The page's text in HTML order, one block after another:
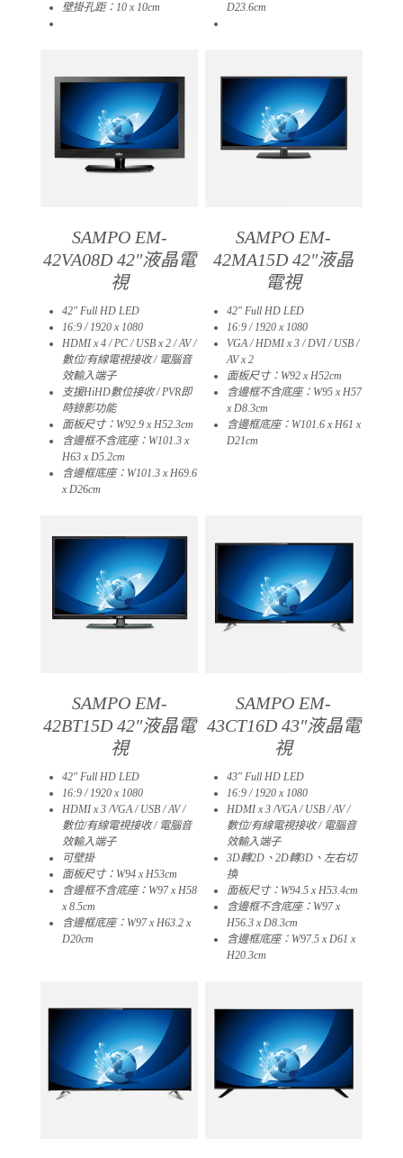
壁掛孔距：10 x 10cm
D23.6cm
SAMPO EM-
42VA08D 42″液晶電
視
42″ Full HD LED
16:9 / 1920 x 1080
HDMI x 4 / PC / USB x 2 / AV /
數位/有線電視接收 / 電腦音
效輸入端子
支援HiHD數位接收 / PVR即
時錄影功能
面板尺寸：W92.9 x H52.3cm
含邊框不含底座：W101.3 x
H63 x D5.2cm
含邊框底座：W101.3 x H69.6
x D26cm​
SAMPO EM-
42MA15D 42″液晶
電視
42″ Full HD LED
16:9 / 1920 x 1080
VGA / HDMI x 3 / DVI / USB /
AV x 2
面板尺寸：W92 x H52cm
含邊框不含底座：W95 x H57
x D8.3cm
含邊框底座：W101.6 x H61 x
D21cm​
SAMPO EM-
42BT15D 42″液晶電
視
42″ Full HD LED
16:9 / 1920 x 1080
HDMI x 3 /VGA / USB / AV /
數位/有線電視接收 / 電腦音
效輸入端子
可壁掛
面板尺寸：W94 x H53cm
含邊框不含底座：W97 x H58
x 8.5cm
含邊框底座：W97 x H63.2 x
D20cm
SAMPO EM-
43CT16D 43″液晶電
視
43″ Full HD LED
16:9 / 1920 x 1080
HDMI x 3 /VGA / USB / AV /
數位/有線電視接收 / 電腦音
效輸入端子
3D轉2D、2D轉3D、左右切
換
面板尺寸：W94.5 x H53.4cm
含邊框不含底座：W97 x
H56.3 x D8.3cm
含邊框底座：W97.5 x D61 x
H20.3cm​